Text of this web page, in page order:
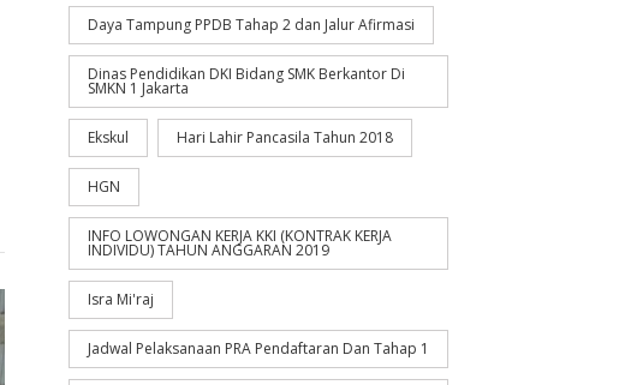
Daya Tampung PPDB Tahap 2 dan Jalur Afirmasi
Dinas Pendidikan DKI Bidang SMK Berkantor Di
SMKN 1 Jakarta
Ekskul Hari Lahir Pancasila Tahun 2018
HGN
INFO LOWONGAN KERJA KKI (KONTRAK KERJA
INDIVIDU) TAHUN ANGGARAN 2019
Isra Mi'raj
Jadwal Pelaksanaan PRA Pendaftaran Dan Tahap 1